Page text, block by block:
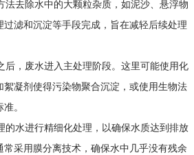
法去除水中的大颗粒杂质，如泥沙、悬浮物
滤和沉淀等手段完成，旨在减轻后续处理
后，废水进入主处理阶段。这里可能使用化
凝剂使得污染物聚合沉淀，或使用生物法
。
的水进行精细化处理，以确保水质达到排放
采用膜分离技术，确保水中几乎没有残余